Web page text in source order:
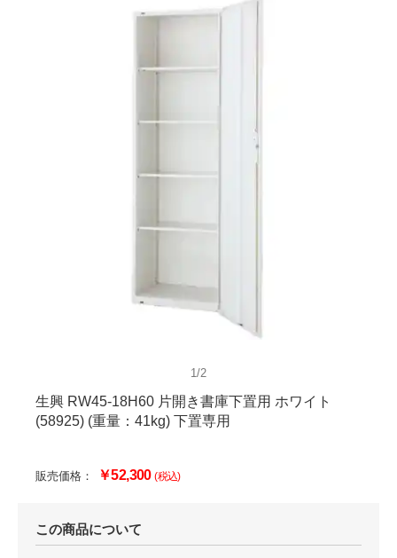
1/2
生興 RW45-18H60 片開き書庫下置用 ホワイト
(58925) (重量：41kg) 下置専用
販売価格： ￥52,300(税込)
この商品について